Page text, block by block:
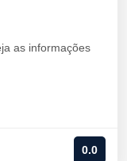
as informações
0.0